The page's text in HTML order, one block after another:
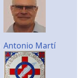
Antonio Martí